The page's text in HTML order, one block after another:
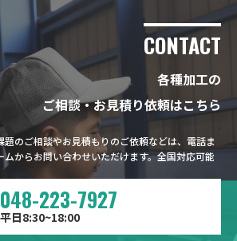
CONTACT
各種加工の
ご相談・お見積り依頼はこちら
題のご相談やお見積もりのご依頼などは、電話ま
ムからお問い合わせいただけます。全国対応可能
048-223-7927
平日8:30~18:00